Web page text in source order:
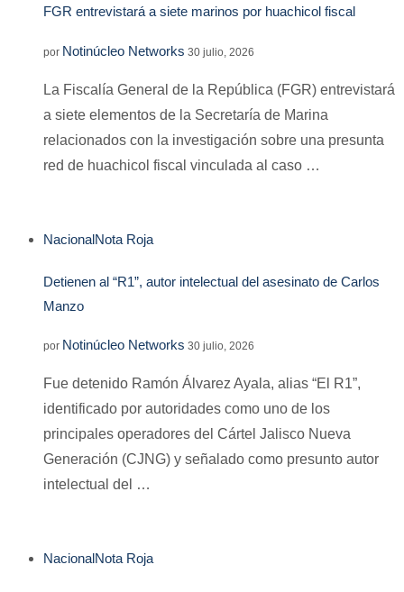
FGR entrevistará a siete marinos por huachicol fiscal
por Notinúcleo Networks 30 julio, 2026
La Fiscalía General de la República (FGR) entrevistará
a siete elementos de la Secretaría de Marina
relacionados con la investigación sobre una presunta
red de huachicol fiscal vinculada al caso …
NacionalNota Roja
Detienen al “R1”, autor intelectual del asesinato de Carlos
Manzo
por Notinúcleo Networks 30 julio, 2026
Fue detenido Ramón Álvarez Ayala, alias “El R1”,
identificado por autoridades como uno de los
principales operadores del Cártel Jalisco Nueva
Generación (CJNG) y señalado como presunto autor
intelectual del …
Nacional Nota Roja